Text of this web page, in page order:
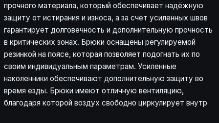
прочного материала, который обеспечивает надёжную
защиту от истирания и износа, а за счёт усиленных швов
гарантирует долговечность и дополнительную прочность
в критических зонах. Брюки оснащены регулируемой
резинкой на поясе, которая позволяет подогнать их по
своим индивидуальным параметрам. Усиленные
наколенники обеспечивают дополнительную защиту во
время езды. Брюки имеют отличную вентиляцию,
благодаря которой воздух свободно циркулирует внутр